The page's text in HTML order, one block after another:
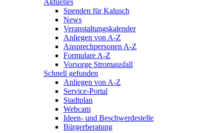
Aktuelles
Spenden für Kalusch
News
Veranstaltungskalender
Anliegen von A-Z
Ansprechpersonen A-Z
Formulare A-Z
Vorsorge Stromausfall
Schnell gefunden
Anliegen von A-Z
Service-Portal
Stadtplan
Webcam
Ideen- und Beschwerdestelle
Bürgerberatung